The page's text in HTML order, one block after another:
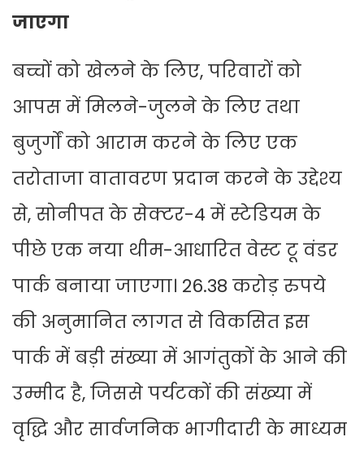
जाएगा
बच्चों को खेलने के लिए, परिवारों को
आपस में मिलने-जुलने के लिए तथा
बुजुर्गों को आराम करने के लिए एक
तरोताजा वातावरण प्रदान करने के उद्देश्य
से, सोनीपत के सेक्टर-4 में स्टेडियम के
पीछे एक नया थीम-आधारित वेस्ट टू वंडर
पार्क बनाया जाएगा। 26.38 करोड़ रुपये
की अनुमानित लागत से विकसित इस
पार्क में बड़ी संख्या में आगंतुकों के आने की
उम्मीद है, जिससे पर्यटकों की संख्या में
वृद्धि और सार्वजनिक भागीदारी के माध्यम